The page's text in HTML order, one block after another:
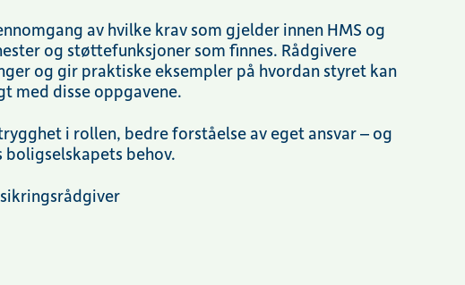
av hvilke krav som gjelder innen HMS og
og støttefunksjoner som finnes. Rådgivere
og gir praktiske eksempler på hvordan styret kan
med disse oppgavene.
i rollen, bedre forståelse av eget ansvar – og
behov.